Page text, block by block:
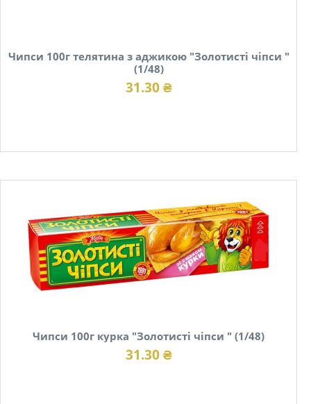
Чипси 100г телятина з аджикою "Золотисті чіпси "
(1/48)
31.30 ₴
Чипси 100г курка "Золотисті чіпси " (1/48)
31.30 ₴